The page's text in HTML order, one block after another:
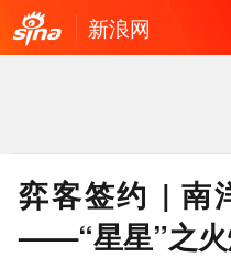
新浪网
弈客签约 | 南
——“星星”之火